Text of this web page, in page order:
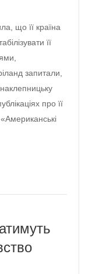
що її країна
її
запитали,
про її